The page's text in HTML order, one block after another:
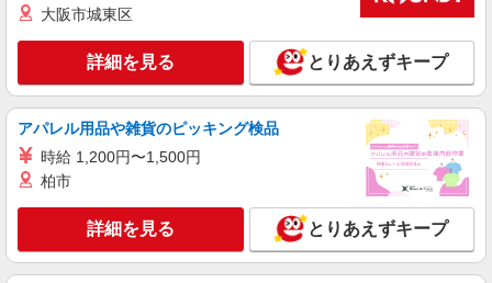
8H×20日＋残業10H） ＊交通費別途規定内支給あ
り。 ※経験者はスキルを考慮の上、 優遇します
（当社規定による）
群馬県太田市石原町 ＊変更の範囲：入社時よ
り変動なし
キープ 詳細を見る
ソフトバンク新田店
【店長職】ソフトバンクショップの携帯販売ス
タッフ
大阪市城東区
詳細を見る とりあえずキープ
アパレル用品や雑貨のピッキング検品
時給 1,200円〜1,500円
柏市
詳細を見る とりあえずキープ